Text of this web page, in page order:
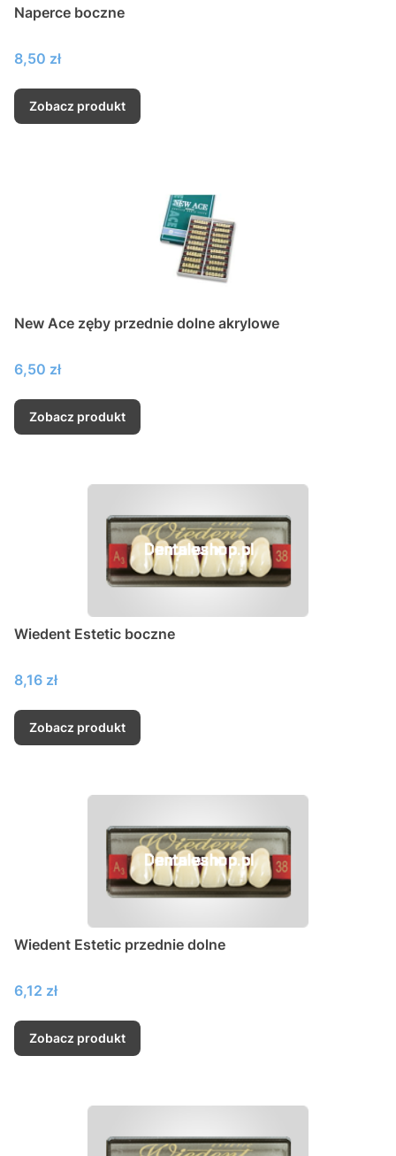
Naperce boczne
Cena
8,50 zł
Zobacz produkt
New Ace zęby przednie dolne akrylowe
Cena
6,50 zł
Zobacz produkt
Wiedent Estetic boczne
Cena
8,16 zł
Zobacz produkt
Wiedent Estetic przednie dolne
Cena
6,12 zł
Zobacz produkt